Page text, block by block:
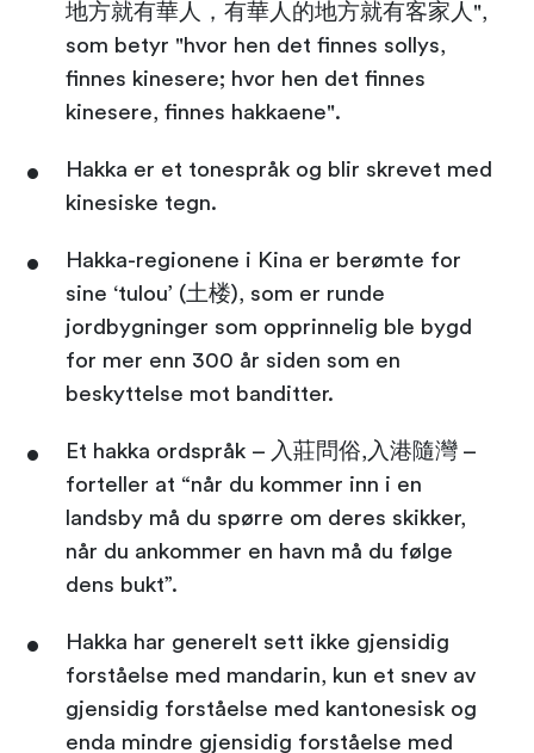
地方就有華人，有華人的地方就有客家人",
som betyr "hvor hen det finnes sollys,
finnes kinesere; hvor hen det finnes
kinesere, finnes hakkaene".
Hakka er et tonespråk og blir skrevet med
kinesiske tegn.
Hakka-regionene i Kina er berømte for
sine ‘tulou’ (土楼), som er runde
jordbygninger som opprinnelig ble bygd
for mer enn 300 år siden som en
beskyttelse mot banditter.
Et hakka ordspråk – 入莊問俗,入港隨灣 –
forteller at “når du kommer inn i en
landsby må du spørre om deres skikker,
når du ankommer en havn må du følge
dens bukt”.
Hakka har generelt sett ikke gjensidig
forståelse med mandarin, kun et snev av
gjensidig forståelse med kantonesisk og
enda mindre gjensidig forståelse med